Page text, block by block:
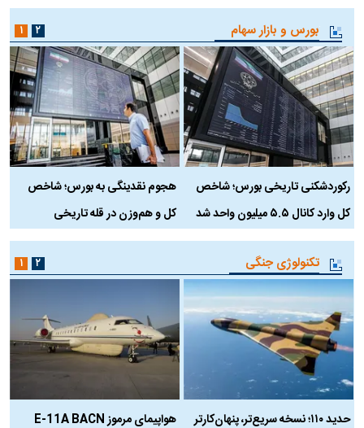
بورس و بازار سهام
رکوردشکنی تاریخی بورس؛ شاخص
کل وارد کانال ۵.۵ میلیون واحد شد
هجوم نقدینگی به بورس؛ شاخص
کل و هم‌وزن در قله تاریخی
۱ ۲
تکنولوژی جنگی
حدید ۱۱۰؛ نسخه سریع‌تر، پنهان‌کارتر
هواپیمای مرموز E-11A BACN
۱ ۲